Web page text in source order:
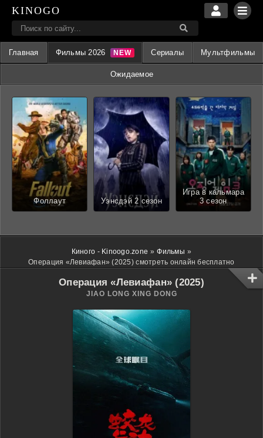
KINOGO
Главная Фильмы 2026 Сериалы Мультфильмы
Ожидаемое
Фоллаут Уэнсдэй 2 сезон
Игра в кальмара
3 сезон
Киного - Kinoogo.zone » Фильмы »
Операция «Левиафан» (2025) смотреть онлайн бесплатно
Операция «Левиафан» (2025)
JIAO LONG XING DONG